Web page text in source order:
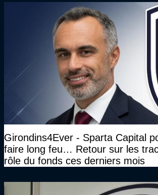
Girondins4Ever - Sparta Capital
faire long feu… Retour sur les
rôle du fonds ces derniers mois